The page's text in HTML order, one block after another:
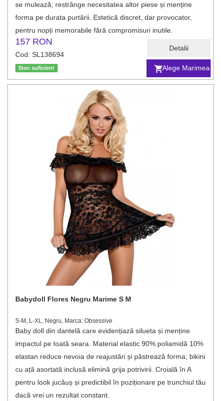
Alege Marimea
Detalii
se mulează; restrânge necesitatea altor piese și menține
forma pe durata purtării. Estetică discret, dar provocator,
pentru nopți memorabile fără compromisuri inutile.
157 RON
Cod: SL138694
Stoc suficient
Babydoll Flores Negru Marime S M
S-M, L-XL, Negru, Marca: Obsessive
Baby doll din dantelă care evidențiază silueta și menține
impactul pe toată seara. Material elastic 90% poliamidă 10%
elastan reduce nevoia de reajustări și păstrează forma; bikini
cu ață asortată inclusă elimină grija potrivirii. Croială în A
pentru look jucăuș și predictibil în poziționare pe trunchiul tău
dacă vrei un rezultat constant.